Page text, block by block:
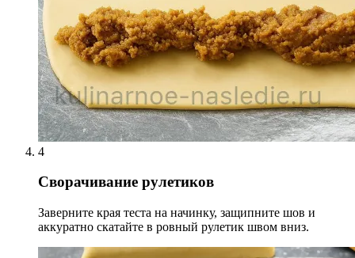
4
Сворачивание рулетиков
Заверните края теста на начинку, защипните шов и
аккуратно скатайте в ровный рулетик швом вниз.